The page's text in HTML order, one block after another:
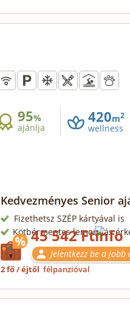
95%
ajánlja
420m2
wellness
Kedvezményes Senior
Fizethetsz SZÉP kártyával is
Kötbérmentes lemondás
45 542 Ft
Jelentkezz be a jobb
2 fő / éjtől félpanzióval